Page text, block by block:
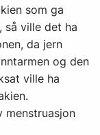
som ga
så ville det ha
da jern
og den
ville ha
menstruasjon